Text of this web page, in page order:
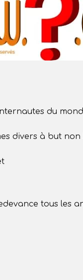
du
divers à but non
tous les